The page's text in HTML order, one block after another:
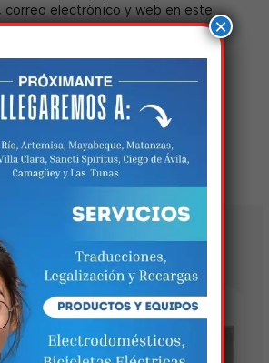
correo electrónico y web en este
vez que comente.
interesar
×
trabalhando
nisso!
esta página estará
com novidades
Agradecemos pela
e compreensão.